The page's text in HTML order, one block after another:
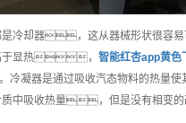
冷却器，这从器械形状很
于显热， 智能红杏app黄色
凝器是通过吸收汽态物料的热量
质中吸收热量，但是没有相变